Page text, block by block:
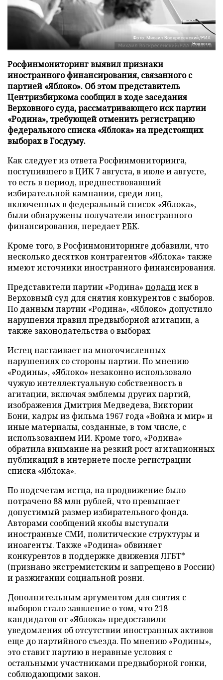
Фото: Михаил Воскресенский/РИА
Новости
Росфинмониторинг выявил признаки
иностранного финансирования, связанного с
партией «Яблоко». Об этом представитель
Центризбиркома сообщил в ходе заседания
Верховного суда, рассматривающего иск партии
«Родина», требующей отменить регистрацию
федерального списка «Яблока» на предстоящих
выборах в Госдуму.
Как следует из ответа Росфинмониторинга,
поступившего в ЦИК 7 августа, в июле и августе,
то есть в период, предшествовавший
избирательной кампании, среди лиц,
включенных в федеральный список «Яблока»,
были обнаружены получатели иностранного
финансирования, передаетРБК.
Кроме того, в Росфинмониторинге добавили, что
несколько десятков контрагентов «Яблока» также
имеют источники иностранного финансирования.
Представители партии «Родина» подалииск в
Верховный суд для снятия конкурентов с выборов.
По данным партии «Родина», «Яблоко» допустило
нарушения правил предвыборной агитации, а
также законодательства о выборах
Истец настаивает на многочисленных
нарушениях со стороны партии. По мнению
«Родины», «Яблоко» незаконно использовало
чужую интеллектуальную собственность в
агитации, включая эмблемы других партий,
изображения Дмитрия Медведева, Виктории
Бони, кадры из фильма 1967 года «Война и мир» и
иные материалы, созданные, в том числе, с
использованием ИИ. Кроме того, «Родина»
обратила внимание на резкий рост агитационных
публикаций в интернете после регистрации
списка «Яблока».
По подсчетам истца, на продвижение было
потрачено 88 млн рублей, что превышает
допустимый размер избирательного фонда.
Авторами сообщений якобы выступали
иностранные СМИ, политические структуры и
иноагенты. Также «Родина» обвиняет
конкурентов в поддержке движения ЛГБТ*
(признано экстремистским и запрещено в России)
и разжигании социальной розни.
Дополнительным аргументом для снятия с
выборов стало заявление о том, что 218
кандидатов от «Яблока» предоставили
уведомления об отсутствии иностранных активов
еще до партийного съезда. По мнению «Родины»,
это ставит партию в неравные условия с
остальными участниками предвыборной гонки,
соблюдающими закон.